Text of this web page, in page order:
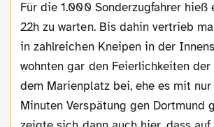
Für die 1.000 Sonderzugfahrer hieß es dagegen bis
22h zu warten. Bis dahin vertrieb
in zahlreichen Kneipen in der
wohnten gar den Feierlichkeiten der
dem Marienplatz bei, ehe es mit
Minuten Verspätung gen Dortmund